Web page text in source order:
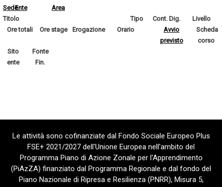
SedeEnte
Area
Titolo
Tipo Cont. Dig.
Livello
Ore totali
Ore stage Erogazione Orario
Avvio
previsto
Scheda
corso
Sito
ente
Fonte
Fin.
Le attività sono cofinanziate dal Fondo Sociale Europeo Plus
FSE+ 2021/2027 dell'Unione Europea nell'ambito del
Programma Piano di Azione Zonale per l'Apprendimento
(PiAzZA) finanziato dal Programma Regionale e dal fondo del
Piano Nazionale di Ripresa e Resilienza (PNRR), Misura 5,